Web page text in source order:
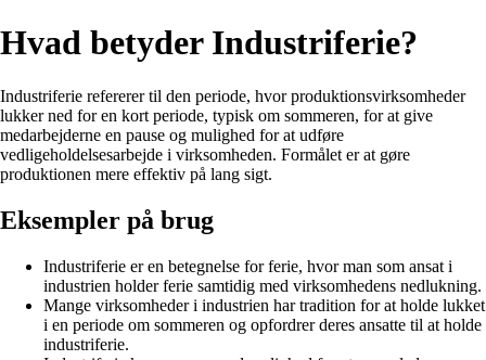
Hvad betyder Industriferie?
Industriferie refererer til den periode, hvor produktionsvirksomheder
lukker ned for en kort periode, typisk om sommeren, for at give
medarbejderne en pause og mulighed for at udføre
vedligeholdelsesarbejde i virksomheden. Formålet er at gøre
produktionen mere effektiv på lang sigt.
Eksempler på brug
Industriferie er en betegnelse for ferie, hvor man som ansat i
industrien holder ferie samtidig med virksomhedens nedlukning.
Mange virksomheder i industrien har tradition for at holde lukket
i en periode om sommeren og opfordrer deres ansatte til at holde
industriferie.